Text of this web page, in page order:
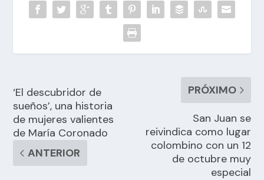
‘El descubridor de
sueños’, una historia
de mujeres valientes
de María Coronado
ANTERIOR
PRÓXIMO
San Juan se
reivindica como lugar
colombino con un 12
de octubre muy
especial